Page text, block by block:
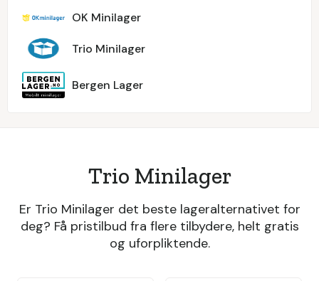
OK Minilager
Trio Minilager
Bergen Lager
Trio Minilager
Er Trio Minilager det beste lageralternativet for
deg? Få pristilbud fra flere tilbydere, helt gratis
og uforpliktende.